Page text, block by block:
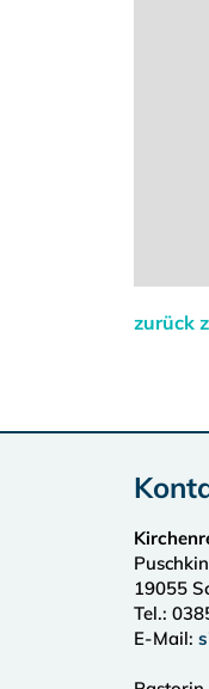
zurück
19055
Tel.:
E-Mail: